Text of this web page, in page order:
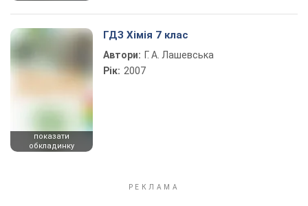
показати
обкладинку
ГДЗ Хімія 7 клас
Автори: Г. А. Лашевська
Рік: 2007